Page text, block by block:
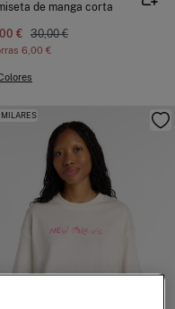
de manga corta
€ 30,00 €
6,00 €